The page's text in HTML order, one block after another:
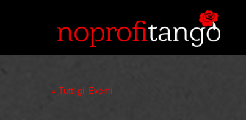
« Tutti gli Eventi